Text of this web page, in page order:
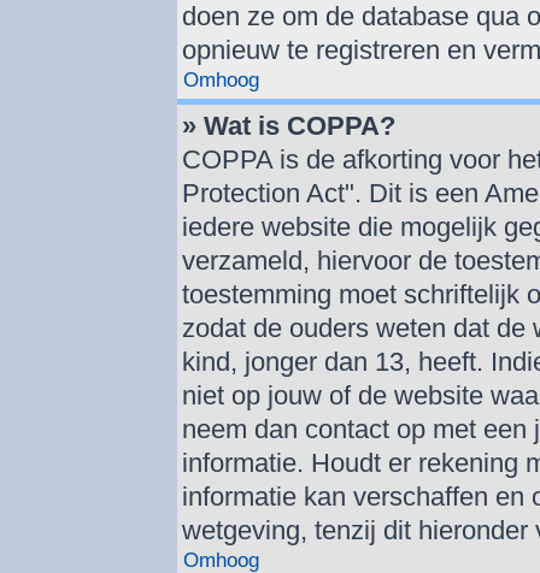
doen ze om de database qua
opnieuw te registreren en
Omhoog
» Wat is COPPA?
COPPA is de afkorting voor
Protection Act". Dit is een
iedere website die mogelijk
verzameld, hiervoor de
toestemming moet schriftelijk
zodat de ouders weten dat
kind, jonger dan 13, heeft.
niet op jouw of de website
neem dan contact op met
informatie. Houdt er rekening
informatie kan verschaffen en
wetgeving, tenzij dit hieronder
Omhoog